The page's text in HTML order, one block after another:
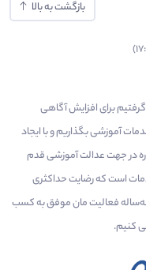
بازگشت به بالا
که تصمیم گرفتیم برای افزایش آگاهی
آموزشی بگذاریم و با ایجاد
در جهت عدالت آموزشی قدم
است که رضایت حداکثری
سه‌ساله فعالیت مان موفق به کسب
کنیم.